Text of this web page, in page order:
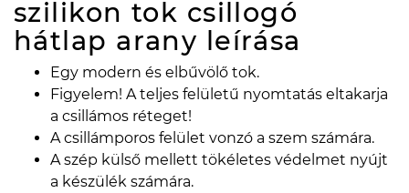
szilikon tok csillogó
hátlap arany leírása
Egy modern és elbűvölő tok.
Figyelem! A teljes felületű nyomtatás eltakarja
a csillámos réteget!
A csillámporos felület vonzó a szem számára.
A szép külső mellett tökéletes védelmet nyújt
a készülék számára.